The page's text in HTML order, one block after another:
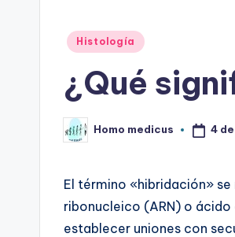
Publicado
Histología
¿Qué
Publicado
por
Homo medicus 4
El término «hibridación»
ribonucleico (ARN) o
establecer uniones con